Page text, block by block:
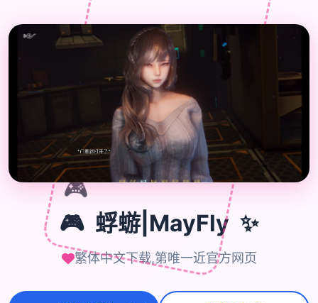
🎮
🎮 蜉蝣|MayFly ✨
繁体中文下载,第唯一近官方网页